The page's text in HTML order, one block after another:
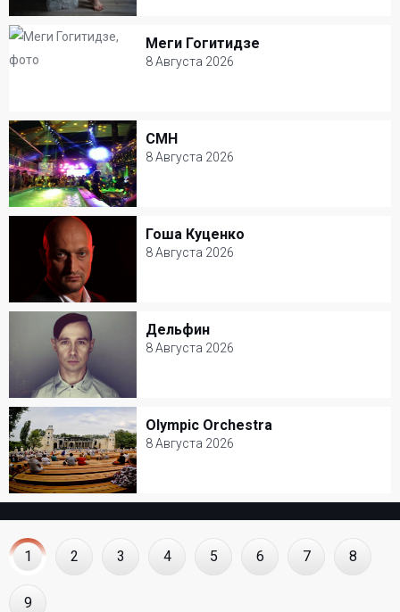
Меги Гогитидзе
8 Августа 2026
Меги Гогитидзе
MAGNUS LOCUS
Этно
CMH
8 Августа 2026
8 Августа 2026
Club Gipsy
Хип-Хоп
Гоша Куценко
8 Августа 2026
Гоша Куценко
8 Августа 2026
Джаз-клуб Игоря Бутмана
Популярная музыка
Дельфин
8 Августа 2026
Дельфин
8 Августа 2026
Дизайн-завод Флакон
Рок
Olympic Orchestra
8 Августа 2026
Olympic Orchestra
8 Августа 2026
Зеленый театр ВДНХ
1 2 3 4 5 6 7 8
9